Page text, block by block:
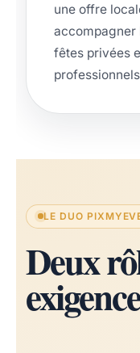
une offre
accompagner
fêtes privées
LE DUO
Deux